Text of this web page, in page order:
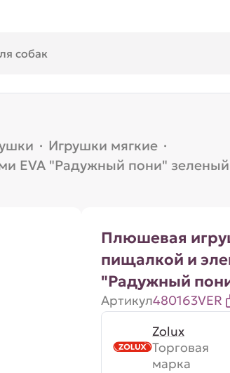
· Игрушки мягкие ·
EVA "Радужный пони" зеленый
Плюшевая
пищалкой и
"Радужный
Артикул480163VER
Zolux
Торговая
марка